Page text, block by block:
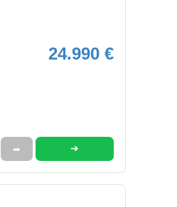
24.990 €
➦ ➜